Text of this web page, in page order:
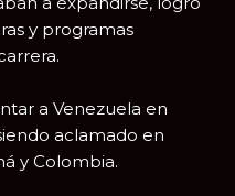
y programas
a Venezuela en
aclamado en
yColombia.